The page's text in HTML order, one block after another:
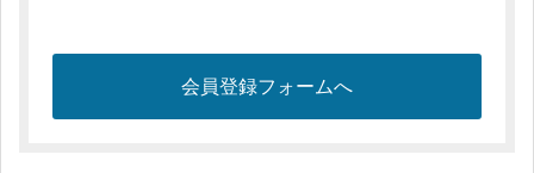
会員登録フォームへ